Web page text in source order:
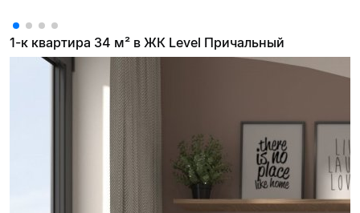
1-к квартира 34 м² в ЖК Level Причальный